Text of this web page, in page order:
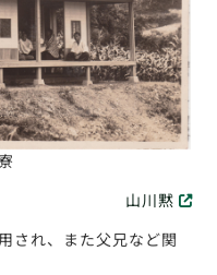
山川黙
され、また父兄など関